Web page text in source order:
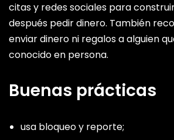
citas y redes sociales para
después pedir dinero. También
enviar dinero ni regalos a alguien
conocido en persona.
Buenas prácticas
usa bloqueo y reporte;